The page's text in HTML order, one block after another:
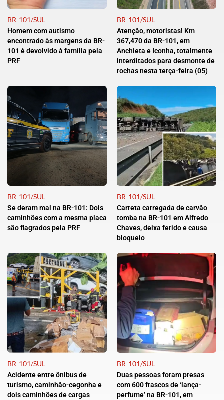
BR-101/SUL
Homem com autismo
encontrado às margens da BR-
101 é devolvido à família pela
PRF
BR-101/SUL
Atenção, motoristas! Km
367,470 da BR-101, em
Anchieta e Iconha, totalmente
interditados para desmonte de
rochas nesta terça-feira (05)
BR-101/SUL
Se deram mal na BR-101: Dois
caminhões com a mesma placa
são flagrados pela PRF
BR-101/SUL
Carreta carregada de carvão
tomba na BR-101 em Alfredo
Chaves, deixa ferido e causa
bloqueio
BR-101/SUL
Acidente entre ônibus de
turismo, caminhão-cegonha e
dois caminhões de cargas
BR-101/SUL
Duas pessoas foram presas
com 600 frascos de ‘lança-
perfume’ na BR-101, em